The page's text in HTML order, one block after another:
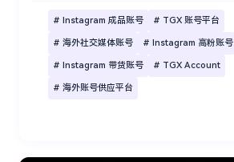
# Instagram 成品账号 # TGX 账号平台
# 海外社交媒体账号 # Instagram 高粉账号
# Instagram 带货账号 # TGX Account
# 海外账号供应平台